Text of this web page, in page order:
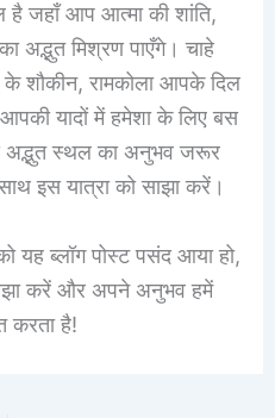
है जहाँ आप आत्मा की शांति,
अद्भुत मिश्रण पाएँगे। चाहे
के शौकीन, रामकोला आपके दिल
यादों में हमेशा के लिए बस
अद्भुत स्थल का अनुभव जरूर
इस यात्रा को साझा करें।
यह ब्लॉग पोस्ट पसंद आया हो,
करें और अपने अनुभव हमें
करता है!